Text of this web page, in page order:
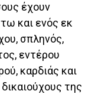
έχουν
και ενός εκ
σπληνός,
εντέρου
καρδιάς και
της